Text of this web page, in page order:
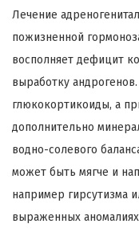
Лечение
пожизненной
восполняет дефицит
выработку
глюкокортикоиды, а
дополнительно
водно-солевого
может быть мягче и
например гирсутизма
выраженных